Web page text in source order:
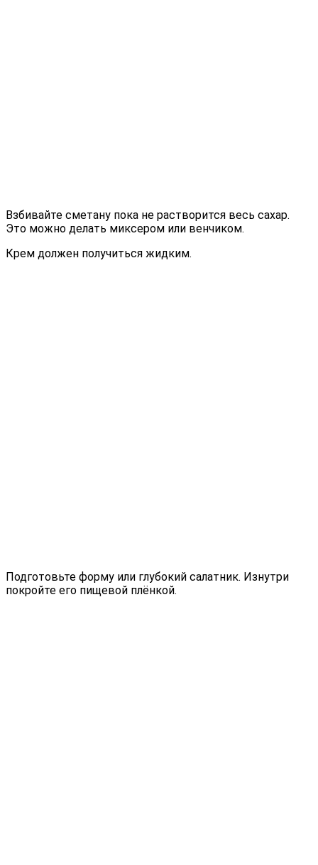
Взбивайте сметану пока не растворится весь сахар.
Это можно делать миксером или венчиком.
Крем должен получиться жидким.
Подготовьте форму или глубокий салатник. Изнутри
покройте его пищевой плёнкой.